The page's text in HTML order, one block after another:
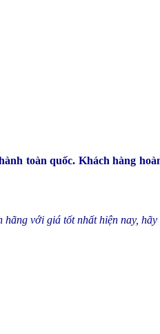
toàn quốc. Khách hàng
với giá tốt nhất hiện nay,